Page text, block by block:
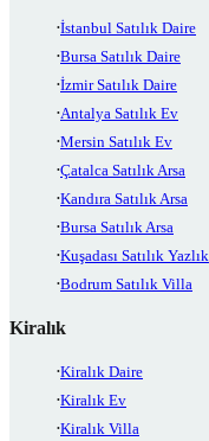
İstanbul Satılık Daire
Bursa Satılık Daire
İzmir Satılık Daire
Antalya Satılık Ev
Mersin Satılık Ev
Çatalca Satılık Arsa
Kandıra Satılık Arsa
Bursa Satılık Arsa
Kuşadası Satılık Yazlık
Bodrum Satılık Villa
Kiralık
Kiralık Daire
Kiralık Ev
Kiralık Villa